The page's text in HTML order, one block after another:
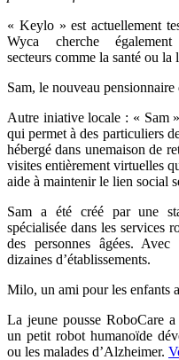
« Keylo » est actuellement
Wyca cherche
secteurs comme la santé ou la
Sam, le nouveau pensionnaire
Autre iniative locale : « Sam
qui permet à des particuliers
hébergé dans unemaison de
visites entièrement virtuelles
aide à maintenir le lien social
Sam a été créé par une
spécialisée dans les services
des personnes âgées.
dizaines d’établissements.
Milo, un ami pour les enfants
La jeune pousse RoboCare
un petit robot humanoïde
ou les malades d’Alzheimer.